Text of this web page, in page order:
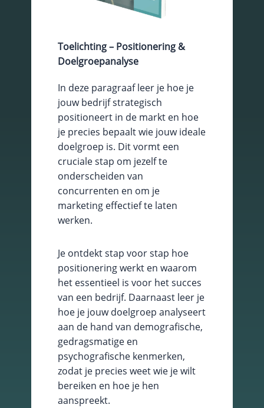
Toelichting – Positionering &
Doelgroepanalyse
In deze paragraaf leer je hoe je
jouw bedrijf strategisch
positioneert in de markt en hoe
je precies bepaalt wie jouw ideale
doelgroep is. Dit vormt een
cruciale stap om jezelf te
onderscheiden van
concurrenten en om je
marketing effectief te laten
werken.
Je ontdekt stap voor stap hoe
positionering werkt en waarom
het essentieel is voor het succes
van een bedrijf. Daarnaast leer je
hoe je jouw doelgroep analyseert
aan de hand van demografische,
gedragsmatige en
psychografische kenmerken,
zodat je precies weet wie je wilt
bereiken en hoe je hen
aanspreekt.
Essentiële Cookies
Deze cookies maken
kernfunctionaliteiten
mogelijk, zoals
beveiliging,
identiteitscontrole
en netwerkbeheer.
Deze cookies
marketingcookies
Deze cookies
worden gebruikt
om de effectiviteit
van advertenties bij
te houden om een
relevantere dienst
te bieden en betere
advertenties weer